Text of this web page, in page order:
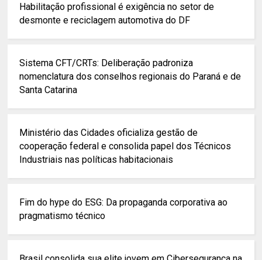
Habilitação profissional é exigência no setor de
desmonte e reciclagem automotiva do DF
Sistema CFT/CRTs: Deliberação padroniza
nomenclatura dos conselhos regionais do Paraná e de
Santa Catarina
Ministério das Cidades oficializa gestão de
cooperação federal e consolida papel dos Técnicos
Industriais nas políticas habitacionais
Fim do hype do ESG: Da propaganda corporativa ao
pragmatismo técnico